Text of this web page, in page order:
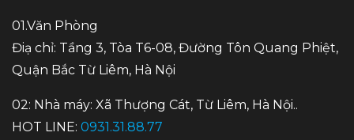
01.Văn Phòng
Điạ chỉ: Tầng 3, Tòa T6-08, Đường Tôn Quang Phiệt,
Quận Bắc Từ Liêm, Hà Nội
02: Nhà máy: Xã Thượng Cát, Từ Liêm, Hà Nội..
HOT LINE: 0931.31.88.77